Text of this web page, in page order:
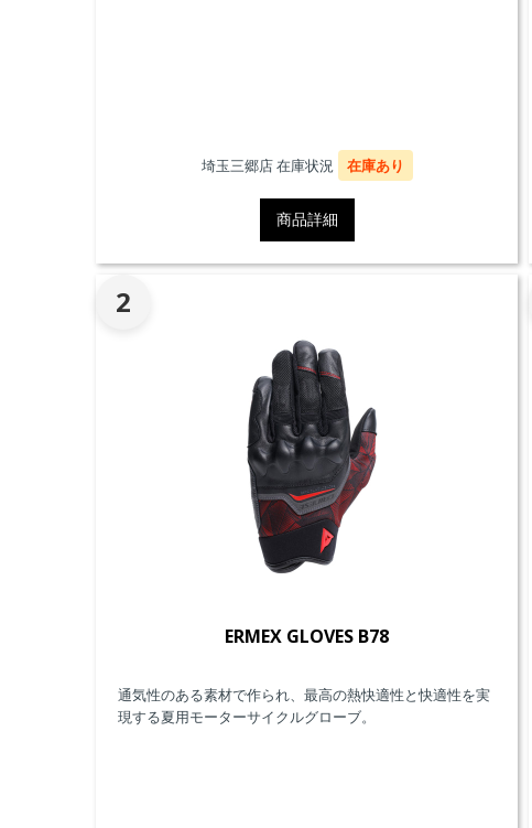
埼玉三郷店 在庫状況 在庫あり
商品詳細
2
ERMEX GLOVES B78
通気性のある素材で作られ、最高の熱快適性と快適性を実
現する夏用モーターサイクルグローブ。